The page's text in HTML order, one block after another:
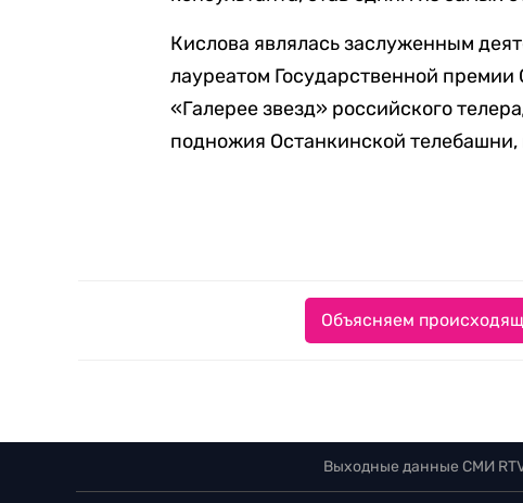
Кислова являлась заслуженным
лауреатом Государственной
«Галерее звезд» российского
подножия Останкинской телебашни,
Объясняем
Выходные данные СМИ